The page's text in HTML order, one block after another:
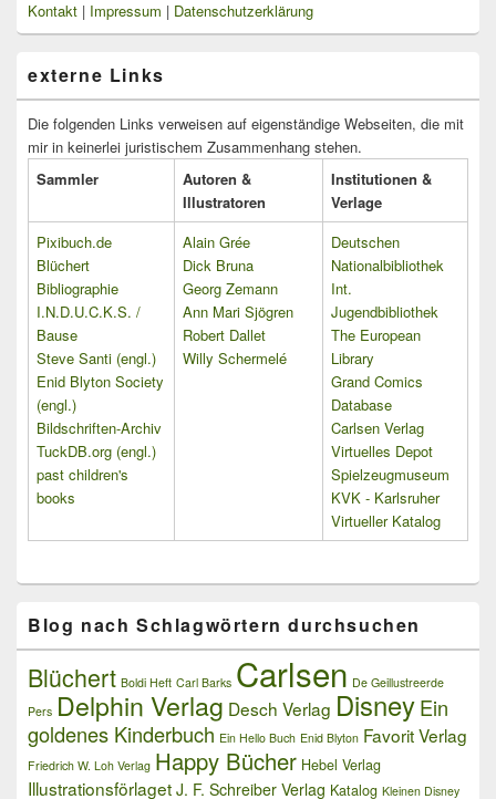
Kontakt | Impressum | Datenschutzerklärung
externe Links
Die folgenden Links verweisen auf eigenständige Webseiten, die mit
mir in keinerlei juristischem Zusammenhang stehen.
Sammler
Autoren &
Illustratoren
Institutionen &
Verlage
Pixibuch.de
Blüchert
Bibliographie
I.N.D.U.C.K.S. /
Bause
Steve Santi (engl.)
Enid Blyton Society
(engl.)
Bildschriften-Archiv
TuckDB.org (engl.)
past children's
books
Alain Grée
Dick Bruna
Georg Zemann
Ann Mari Sjögren
Robert Dallet
Willy Schermelé
Deutschen
Nationalbibliothek
Int.
Jugendbibliothek
The European
Library
Grand Comics
Database
Carlsen Verlag
Virtuelles Depot
Spielzeugmuseum
KVK - Karlsruher
Virtueller Katalog
Blog nach Schlagwörtern durchsuchen
Blüchert Boldi Heft Carl Barks Carlsen De Geillustreerde
Pers Delphin Verlag Desch Verlag DisneyEin
goldenes Kinderbuch Ein Hello Buch Enid Blyton Favorit Verlag
Friedrich W. Loh Verlag Happy Bücher Hebel Verlag
Illustrationsförlaget J. F. Schreiber Verlag Katalog Kleinen Disney